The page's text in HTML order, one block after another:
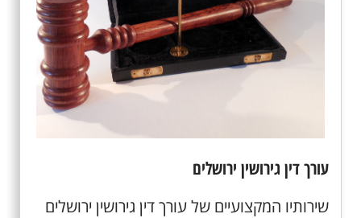
עורך דין גירושין ירושלים
שירותיו המקצועיים של עורך דין גירושין ירושלים